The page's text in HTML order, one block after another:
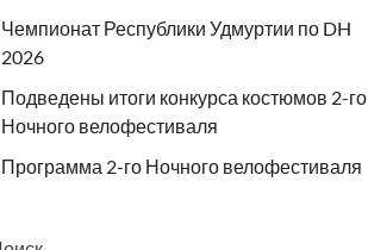
Чемпионат Республики Удмуртии по DH
2026
Подведены итоги конкурса костюмов 2-го
Ночного велофестиваля
Программа 2-го Ночного велофестиваля